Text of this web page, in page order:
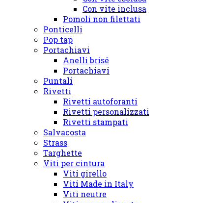
Con vite inclusa
Pomoli non filettati
Ponticelli
Pop tap
Portachiavi
Anelli brisé
Portachiavi
Puntali
Rivetti
Rivetti autoforanti
Rivetti personalizzati
Rivetti stampati
Salvacosta
Strass
Targhette
Viti per cintura
Viti girello
Viti Made in Italy
Viti neutre